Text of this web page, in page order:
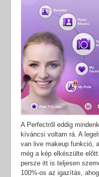
A Perfectről eddig
kíváncsi voltam rá. A
van live makeup funkció,
még a kép elkészülte
persze itt is teljesen
100%-os az igazítás,